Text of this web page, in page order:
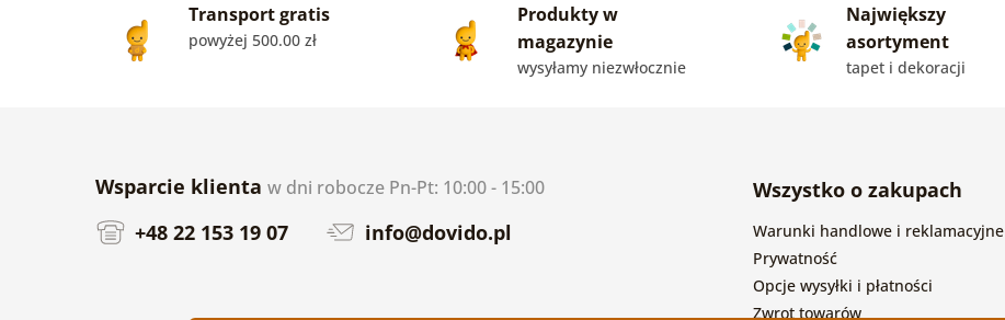
Transport gratis
powyżej 500.00 zł
Produkty w
magazynie
wysyłamy niezwłocznie
Największy
asortyment
tapet i dekoracji
Wsparcie klienta w dni robocze Pn-Pt: 10:00 - 15:00
+48 22 153 19 07 info@dovido.pl
Wszystko o zakupach
Warunki handlowe i reklamacyjne
Prywatność
Opcje wysyłki i płatności
Zwrot towarów